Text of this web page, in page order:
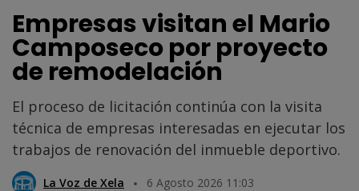
Empresas visitan el Mario
Camposeco por proyecto
de remodelación
El proceso de licitación continúa con la visita
técnica de empresas interesadas en ejecutar los
trabajos de renovación del inmueble deportivo.
La Voz de Xela 6 Agosto 2026 11:03